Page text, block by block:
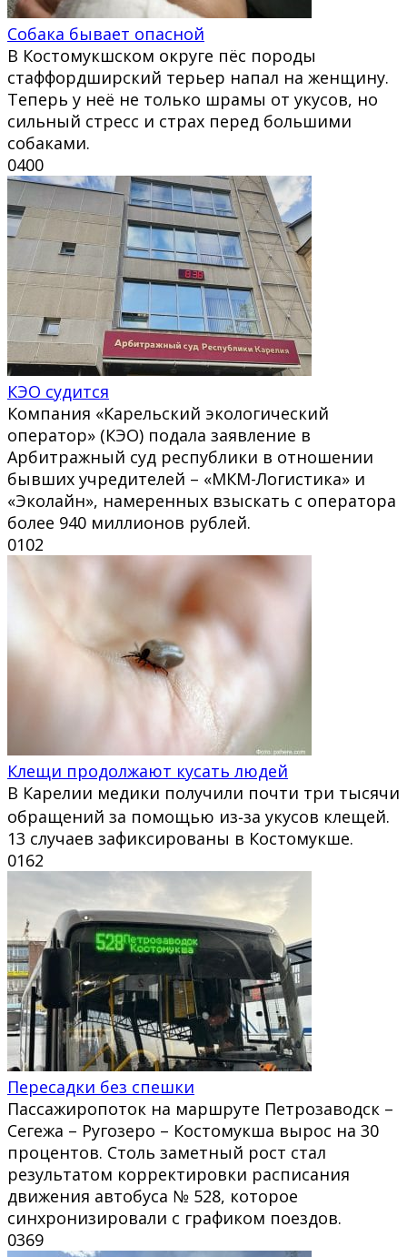
Собака бывает опасной
В Костомукшском округе пёс породы
стаффордширский терьер напал на женщину.
Теперь у неё не только шрамы от укусов, но
сильный стресс и страх перед большими
собаками.
0400
КЭО судится
Компания «Карельский экологический
оператор» (КЭО) подала заявление в
Арбитражный суд республики в отношении
бывших учредителей – «МКМ-Логистика» и
«Эколайн», намеренных взыскать с оператора
более 940 миллионов рублей.
0102
Клещи продолжают кусать людей
В Карелии медики получили почти три тысячи
обращений за помощью из‑за укусов клещей.
13 случаев зафиксированы в Костомукше.
0162
Пересадки без спешки
Пассажиропоток на маршруте Петрозаводск –
Сегежа – Ругозеро – Костомукша вырос на 30
процентов. Столь заметный рост стал
результатом корректировки расписания
движения автобуса № 528, которое
синхронизировали с графиком поездов.
0369